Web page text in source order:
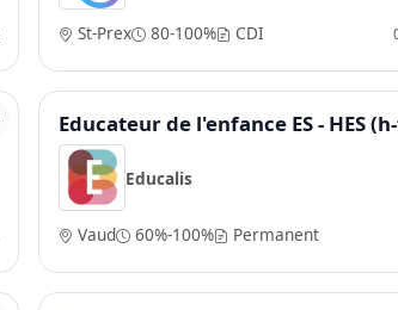
St-Prex
80-100% CDI
Educateur de l'enfance ES - HES
Educalis
Vaud 60%-100% Permanent